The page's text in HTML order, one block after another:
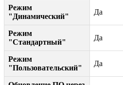
Режим
"Динамический"
Да
Режим
"Стандартный"
Да
Режим
"Пользовательский"
Да